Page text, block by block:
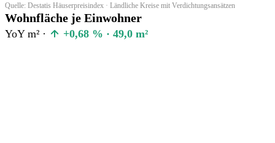
Quelle: Destatis Häuserpreisindex · Ländliche Kreise mit Verdichtungsansätzen
Wohnfläche je Einwohner
YoY m² · +0,68 % · 49,0 m²